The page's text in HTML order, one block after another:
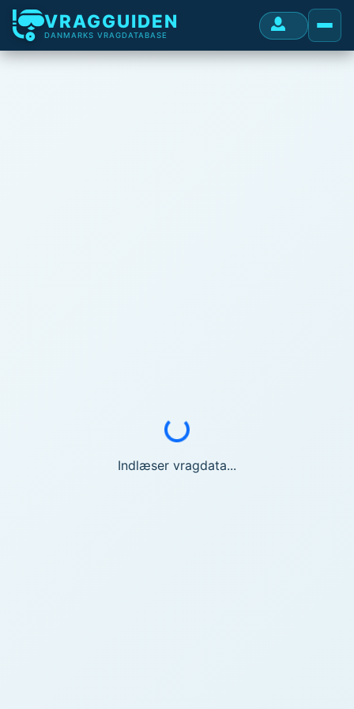
VRAGGUIDEN
DANMARKS VRAGDATABASE
Indlæser...
Indlæser vragdata...